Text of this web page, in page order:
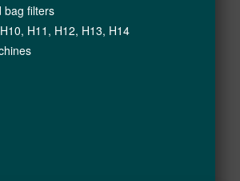
bag filters
H11, H12, H13, H14